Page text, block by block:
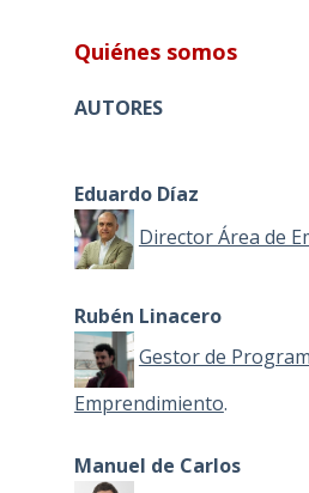
Quiénes somos
AUTORES
Eduardo Díaz
Director Área de
Rubén Linacero
Gestor de
Emprendimiento.
Manuel de Carlos